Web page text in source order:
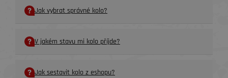
Jak vybrat správné kolo?
V jakém stavu mi kolo příjde?
Jak sestavit kolo z eshopu?